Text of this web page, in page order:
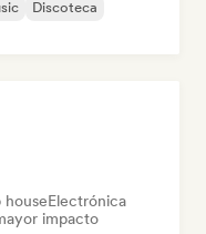
Discoteca
houseElectrónica
impacto